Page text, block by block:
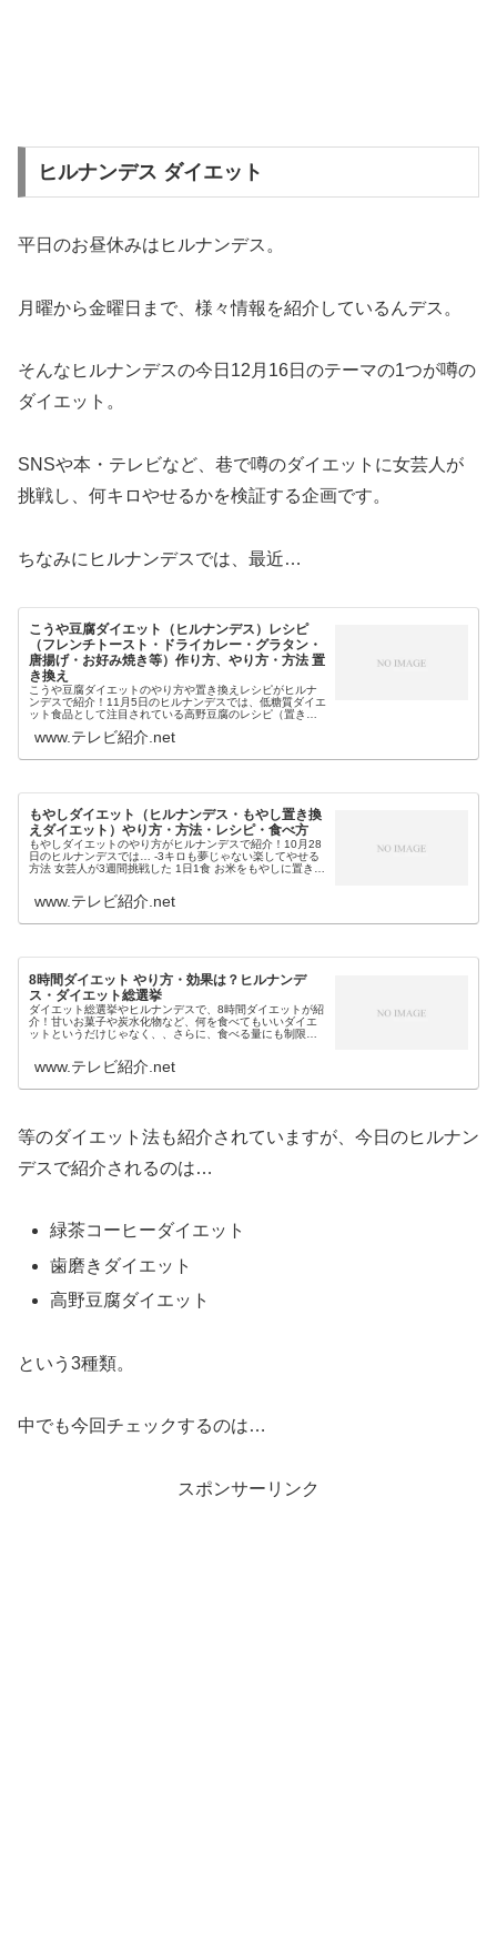
ヒルナンデス ダイエット
平日のお昼休みはヒルナンデス。
月曜から金曜日まで、様々情報を紹介しているんデス。
そんなヒルナンデスの今日12月16日のテーマの1つが噂の
ダイエット。
SNSや本・テレビなど、巷で噂のダイエットに女芸人が
挑戦し、何キロやせるかを検証する企画です。
ちなみにヒルナンデスでは、最近…
こうや豆腐ダイエット（ヒルナンデス）レシピ
（フレンチトースト・ドライカレー・グラタン・
唐揚げ・お好み焼き等）作り方、やり方・方法 置
き換え
こうや豆腐ダイエットのやり方や置き換えレシピがヒルナ
ンデスで紹介！11月5日のヒルナンデスでは、低糖質ダイエ
ット食品として注目されている高野豆腐のレシピ（置き換
（トースト） サンドイッ...
www.テレビ紹介.net
もやしダイエット（ヒルナンデス・もやし置き換
えダイエット）やり方・方法・レシピ・食べ方
もやしダイエットのやり方がヒルナンデスで紹介！10月28
日のヒルナンデスでは… -3キロも夢じゃない楽してやせる
方法 女芸人が3週間挑戦した 1日1食 お米をもやしに置き換
ット」が紹介...
www.テレビ紹介.net
8時間ダイエット やり方・効果は？ヒルナンデ
ス・ダイエット総選挙
ダイエット総選挙やヒルナンデスで、8時間ダイエットが紹
介！甘いお菓子や炭水化物など、何を食べてもいいダイエ
ットというだけじゃなく、、さらに、食べる量にも制限が
やり方や効果についてチェック...
www.テレビ紹介.net
等のダイエット法も紹介されていますが、今日のヒルナン
デスで紹介されるのは…
緑茶コーヒーダイエット
歯磨きダイエット
高野豆腐ダイエット
という3種類。
中でも今回チェックするのは…
スポンサーリンク